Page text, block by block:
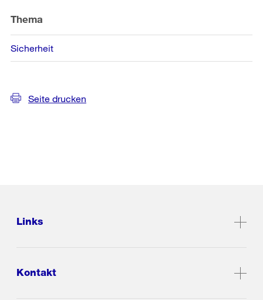
Thema
Sicherheit
Seite drucken
Links
Kontakt